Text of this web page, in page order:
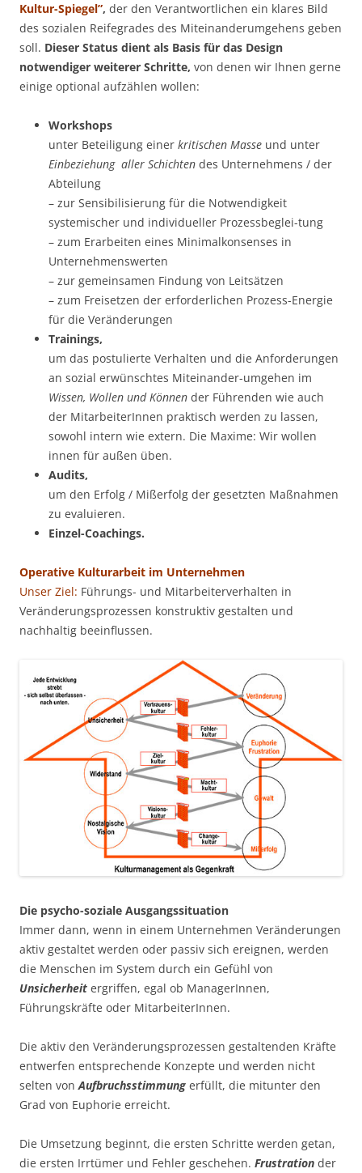
Kultur-Spiegel”, der den Verantwortlichen ein klares Bild
des sozialen Reifegrades des Miteinanderumgehens geben
soll. Dieser Status dient als Basis für das Design
notwendiger weiterer Schritte, von denen wir Ihnen gerne
einige optional aufzählen wollen:
Workshops
unter Beteiligung einer kritischen Masse und unter
Einbeziehung aller Schichten des Unternehmens / der
Abteilung
– zur Sensibilisierung für die Notwendigkeit
systemischer und individueller Prozessbeglei-tung
– zum Erarbeiten eines Minimalkonsenses in
Unternehmenswerten
– zur gemeinsamen Findung von Leitsätzen
– zum Freisetzen der erforderlichen Prozess-Energie
für die Veränderungen
Trainings,
um das postulierte Verhalten und die Anforderungen
an sozial erwünschtes Miteinander-umgehen im
Wissen, Wollen und Können der Führenden wie auch
der MitarbeiterInnen praktisch werden zu lassen,
sowohl intern wie extern. Die Maxime: Wir wollen
innen für außen üben.
Audits,
um den Erfolg / Mißerfolg der gesetzten Maßnahmen
zu evaluieren.
Einzel-Coachings.
Operative Kulturarbeit im Unternehmen
Unser Ziel: Führungs- und Mitarbeiterverhalten in
Veränderungsprozessen konstruktiv gestalten und
nachhaltig beeinflussen.
Die psycho-soziale Ausgangssituation
Immer dann, wenn in einem Unternehmen Veränderungen
aktiv gestaltet werden oder passiv sich ereignen, werden
die Menschen im System durch ein Gefühl von
Unsicherheit ergriffen, egal ob ManagerInnen,
Führungskräfte oder MitarbeiterInnen.
Die aktiv den Veränderungsprozessen gestaltenden Kräfte
entwerfen entsprechende Konzepte und werden nicht
selten vonAufbruchsstimmung erfüllt, die mitunter den
Grad von Euphorie erreicht.
Die Umsetzung beginnt, die ersten Schritte werden getan,
die ersten Irrtümer und Fehler geschehen. Frustration der